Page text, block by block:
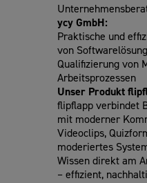
ycy GmbH:
Praktische und
von
Qualifizierung von
Arbeitsprozessen
Unser Produkt
flipflapp verbindet
mit moderner
Videoclips,
moderiertes
Wissen direkt am
– effizient,